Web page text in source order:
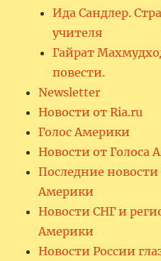
Ида Сандлер.
учителя
Гайрат
повести.
Newsletter
Новости от Ria.ru
Голос Америки
Новости от Голоса
Последние
Америки
Новости СНГ и
Америки
Новости России